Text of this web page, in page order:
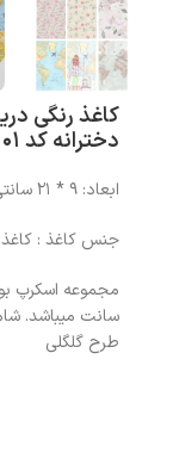
کاغذ رنگی
دخترانه کد 01 مجموعه 9 عددی
ابعاد: 9 * 21 سانتی‌متر
جنس کاغذ : کاغذ
طرح گلگلی